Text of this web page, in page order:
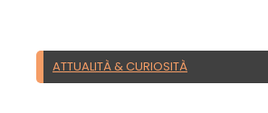
ATTUALITÀ & CURIOSITÀ